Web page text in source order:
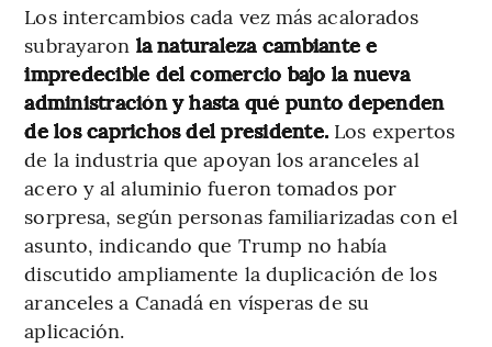
Los intercambios cada vez más acalorados
subrayaron la naturaleza cambiante e
impredecible del comercio bajo la nueva
administración y hasta qué punto dependen
de los caprichos del presidente. Los expertos
de la industria que apoyan los aranceles al
acero y al aluminio fueron tomados por
sorpresa, según personas familiarizadas con el
asunto, indicando que Trump no había
discutido ampliamente la duplicación de los
aranceles a Canadá en vísperas de su
aplicación.